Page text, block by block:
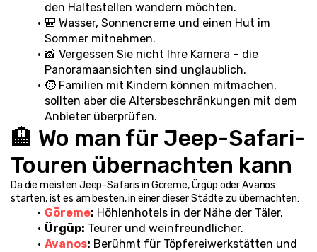
den Haltestellen wandern möchten.
🎒 Wasser, Sonnencreme und einen Hut im
Sommer mitnehmen.
📸 Vergessen Sie nicht Ihre Kamera – die
Panoramaansichten sind unglaublich.
🧒 Familien mit Kindern können mitmachen,
sollten aber die Altersbeschränkungen mit dem
Anbieter überprüfen.
🏨 Wo man für Jeep-Safari-
Touren übernachten kann
Da die meisten Jeep-Safaris in Göreme, Ürgüp oder Avanos
starten, ist es am besten, in einer dieser Städte zu übernachten:
Göreme: Höhlenhotels in der Nähe der Täler.
Ürgüp: Teurer und weinfreundlicher.
Avanos: Berühmt für Töpfereiwerkstätten und